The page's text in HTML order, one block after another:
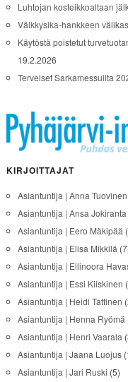
Luhtojan kosteikkoaltaan
Välkkysika-hankkeen
Käytöstä poistetut
19.2.2026
Terveiset Sarkamessuilta
KIRJOITTAJAT
Asiantuntija | Anna Tuovinen
Asiantuntija | Ansa Jokiranta
Asiantuntija | Eero Mäkipää
Asiantuntija | Elisa Mikkilä
Asiantuntija | Ellinoora
Asiantuntija | Essi Kiiskinen
Asiantuntija | Heidi Tattinen
Asiantuntija | Henna Ryömä
Asiantuntija | Henri Vaarala
Asiantuntija | Jaana Luojus
Asiantuntija | Jari Ruski (5)